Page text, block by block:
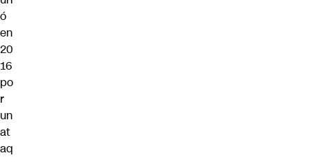
ó
en
20
16
po
r
un
at
aq